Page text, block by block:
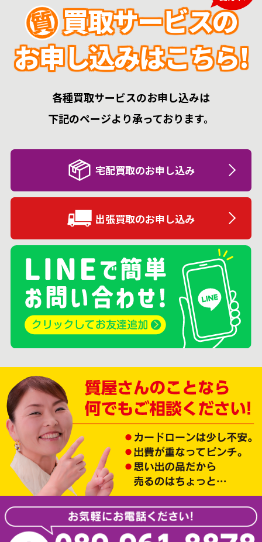
買取サービスの
お申し込みはこちら!
各種買取サービスのお申し込みは
下記のページより承っております。
宅配買取のお申し込み
出張買取のお申し込み